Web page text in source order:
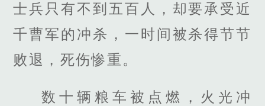
士兵只有不到五百人，却要承受近
千曹军的冲杀，一时间被杀得节节
败退，死伤惨重。
数十辆粮车被点燃，火光冲